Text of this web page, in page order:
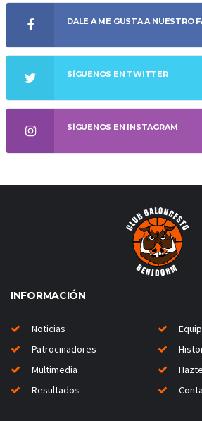
DALE A ME GUSTA A NUESTRO
SÍGUENOS EN TWITTER
SÍGUENOS EN INSTAGRAM
INFORMACIÓN
Noticias
Patrocinadores
Multimedia
Resultados